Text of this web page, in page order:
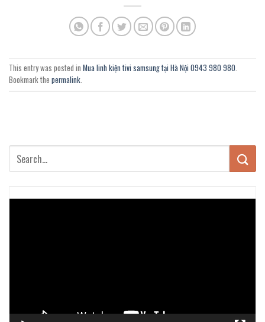
This entry was posted in Mua linh kiện tivi samsung tại Hà Nội 0943 980 980.
Bookmark the permalink.